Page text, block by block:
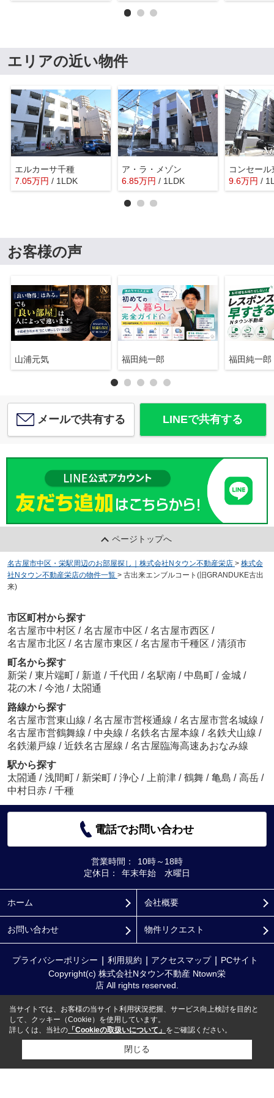
エリアの近い物件
エルカーサ千種
7.05万円 / 1LDK
ア・ラ・メゾン
6.85万円 / 1LDK
コンセール
9.6万円 /
お客様の声
山浦元気 福田純一郎 福田純一郎
メールで共有する LINEで共有する
ページトップへ
名古屋市中区・栄駅周辺のお部屋探し｜株式会社Nタウン不動産栄店 > 株式会
社Nタウン不動産栄店の物件一覧 > 古出来エンブルコート(旧GRANDUKE古出
来)
市区町村から探す
名古屋市中村区 / 名古屋市中区 / 名古屋市西区 /
名古屋市北区 / 名古屋市東区 / 名古屋市千種区 / 清須市
町名から探す
新栄 / 東片端町 / 新道 / 千代田 / 名駅南 / 中島町 / 金城 /
花の木 / 今池 / 太閤通
路線から探す
名古屋市営東山線 / 名古屋市営桜通線 / 名古屋市営名城線 /
名古屋市営鶴舞線 / 中央線 / 名鉄名古屋本線 / 名鉄犬山線 /
名鉄瀬戸線 / 近鉄名古屋線 / 名古屋臨海高速あおなみ線
駅から探す
太閤通 / 浅間町 / 新栄町 / 浄心 / 上前津 / 鶴舞 / 亀島 / 高岳 /
中村日赤 / 千種
電話でお問い合わせ
営業時間：
10時～18時
定休日：
年末年始 水曜日
ホーム 会社概要
お問い合わせ 物件リクエスト
プライバシーポリシー 利用規約 アクセスマップ
PCサイト
Copyright(c) 株式会社Nタウン不動産 Ntown栄
店 All rights reserved.
当サイトでは、お客様の当サイト利用状況把握、サービス向上検討を目的と
して、クッキー（Cookie）を使用しています。
詳しくは、当社の 「Cookieの取扱いについて」 をご確認ください。
閉じる